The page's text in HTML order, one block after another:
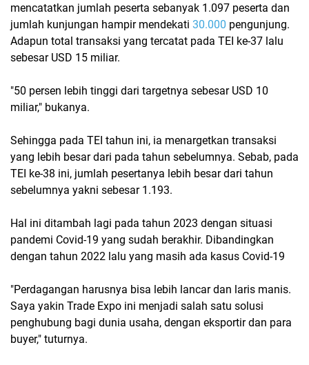
mencatatkan jumlah peserta sebanyak 1.097 peserta dan
jumlah kunjungan hampir mendekati 30.000 pengunjung.
Adapun total transaksi yang tercatat pada TEI ke-37 lalu
sebesar USD 15 miliar.
"50 persen lebih tinggi dari targetnya sebesar USD 10
miliar," bukanya.
Sehingga pada TEI tahun ini, ia menargetkan transaksi
yang lebih besar dari pada tahun sebelumnya. Sebab, pada
TEI ke-38 ini, jumlah pesertanya lebih besar dari tahun
sebelumnya yakni sebesar 1.193.
Hal ini ditambah lagi pada tahun 2023 dengan situasi
pandemi Covid-19 yang sudah berakhir. Dibandingkan
dengan tahun 2022 lalu yang masih ada kasus Covid-19
"Perdagangan harusnya bisa lebih lancar dan laris manis.
Saya yakin Trade Expo ini menjadi salah satu solusi
penghubung bagi dunia usaha, dengan eksportir dan para
buyer," tuturnya.